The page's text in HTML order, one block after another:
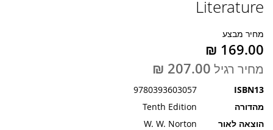
Literature
מחיר מבצע
מחיר רגיל
ISBN13
9780393603057
מהדורה
Tenth Edition
הוצאה לאור
W. W. Norton
גלריית